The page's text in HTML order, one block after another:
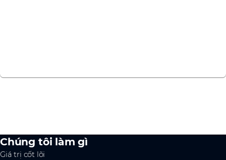
Chúng tôi làm gì
Giá trị cốt lõi